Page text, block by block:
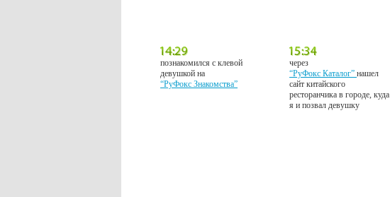
познакомился с клевой
девушкой на
“РуФокс Знакомства”
через
“РуФокс Каталог”нашел
сайт китайского
ресторанчика в городе, куда
я и позвал девушку